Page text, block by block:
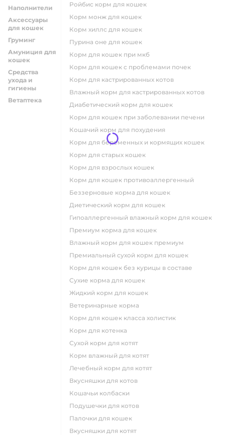
Наполнители
Аксессуары
для кошек
Груминг
Амуниция для
кошек
Средства
ухода и
гигиены
Ветаптека
ройбис корм для кошек
корм монж для кошек
корм хиллс для кошек
пурина оне для кошек
корм для кошек при мкб
корм для кошек с проблемами почек
Корм для кастрированных котов
влажный корм для кастрированных котов
диабетический корм для кошек
корм для кошек при заболевании печени
кошачий корм для похудения
корм для беременных и кормящих кошек
корм для старых кошек
корм для взрослых кошек
корм для кошек противоаллергенный
беззерновые корма для кошек
диетический корм для кошек
гипоаллергенный влажный корм для кошек
премиум корма для кошек
влажный корм для кошек премиум
премиальный сухой корм для кошек
корм для кошек без курицы в составе
сухие корма для кошек
жидкий корм для кошек
ветеринарные корма
корм для кошек класса холистик
корм для котенка
сухой корм для котят
корм влажный для котят
лечебный корм для котят
вкусняшки для котов
кошачьи колбаски
подушечки для котов
палочки для кошек
вкусняшки для котят